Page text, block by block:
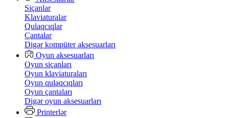
Siçanlar
Klaviaturalar
Qulaqcıqlar
Çantalar
Digər kompüter aksesuarları
Oyun aksesuarları
Oyun siçanları
Oyun klaviaturaları
Oyun qulaqcıqları
Oyun çantaları
Digər oyun aksesuarları
Printerlər